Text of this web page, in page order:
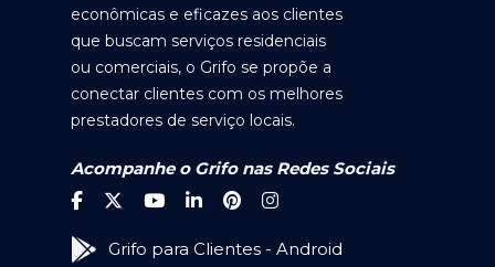
econômicas e eficazes aos clientes
que buscam serviços residenciais
ou comerciais, o Grifo se propõe a
conectar clientes com os melhores
prestadores de serviço locais.
Acompanhe o Grifo nas Redes Sociais
Grifo para Clientes - Android